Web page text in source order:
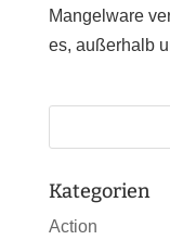
Mangelware
es, außerhalb
Kategorien
Action